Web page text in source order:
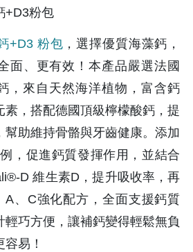
+D3粉包
+D3 粉包 ，選擇優質海藻鈣，
面、更有效！本產品嚴選法國
，來自天然海洋植物，富含鈣
素，搭配德國頂級檸檬酸鈣，提
幫助維持骨骼與牙齒健康。添加
，促進鈣質發揮作用，並結合
D 維生素D，提升吸收率，再
A、C強化配方，全面支援鈣質
輕巧方便，讓補鈣變得輕鬆無負
易！